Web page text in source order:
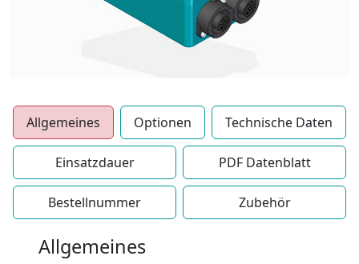
Allgemeines Optionen Technische Daten
Einsatzdauer PDF Datenblatt
Bestellnummer Zubehör
Allgemeines